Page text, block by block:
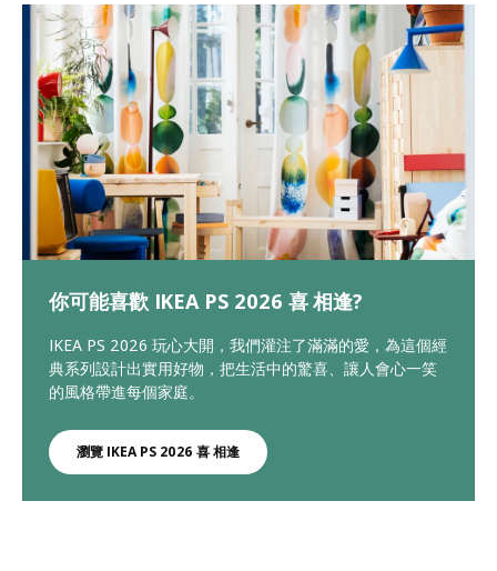
你可能喜歡 IKEA PS 2026 喜 相逢?
IKEA PS 2026 玩心大開，我們灌注了滿滿的愛，為這個經
典系列設計出實用好物，把生活中的驚喜、讓人會心一笑
的風格帶進每個家庭。
瀏覽 IKEA PS 2026 喜 相逢